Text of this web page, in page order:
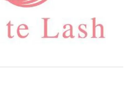
続きを見る